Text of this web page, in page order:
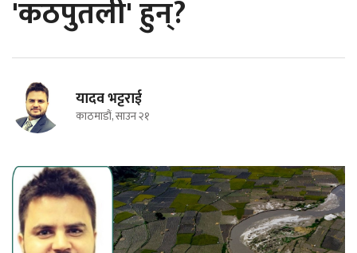
'कठपुतली' हुन्?
यादव भट्टराई
काठमाडौं, साउन २१